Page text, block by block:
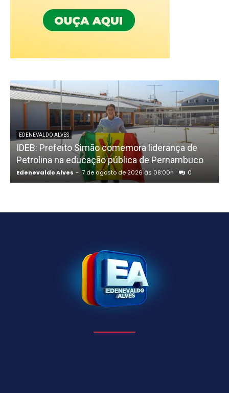
EDENEVALDO ALVES
IDEB: Prefeito Simão comemora liderança de
Petrolina na educação pública de Pernambuco
Edenevaldo Alves - 7 de agosto de 2026 às 08:00h 0